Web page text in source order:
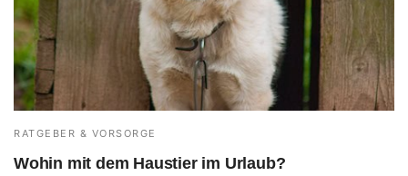
RATGEBER & VORSORGE
Wohin mit dem Haustier im Urlaub?